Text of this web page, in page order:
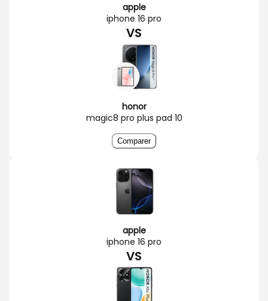
apple
iphone 16 pro
VS
honor
magic8 pro plus pad 10
Comparer
apple
iphone 16 pro
VS